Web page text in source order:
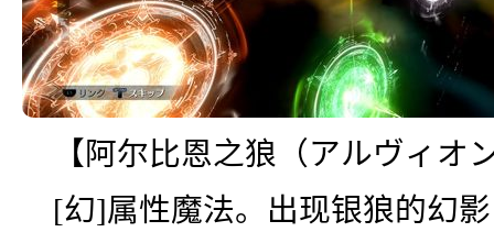
【阿尔比恩之狼（アルヴィオ
[幻]属性魔法。出现银狼的幻